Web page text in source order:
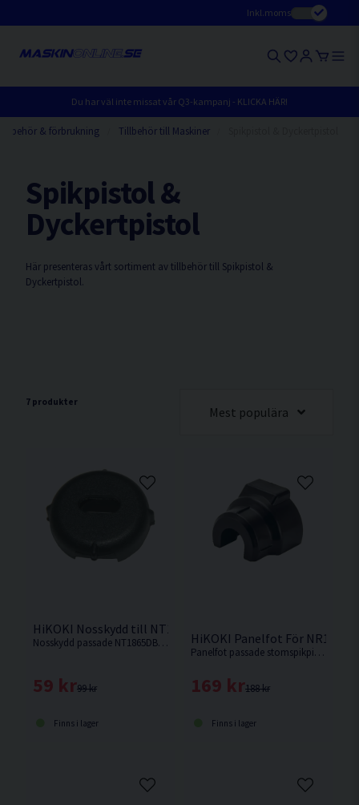
Inkl.moms
Du har väl inte missat vår Q3-kampanj - KLICKA HÄR!
& förbrukning Tillbehör till Maskiner
Spikpistol &
Dyckertpistol
Här presenteras vårt sortiment av tillbehör till Spikpistol &
Dyckertpistol.
7 produkter
Mest populära
HiKOKI Nosskydd till NT1865DBSL
Nosskydd passade NT1865DBSL från HiKOKI.
99 kr
59 kr
Finns i lager
HiKOKI Panelfot För
Panelfot passade stomspikpistoler från Hikoki.
188 kr
169 kr
Finns i lager